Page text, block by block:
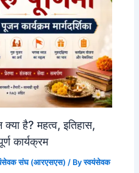
है? महत्व, इतिहास,
कार्यक्रम
संघ (आरएसएस) / Byस्वयंसेवक